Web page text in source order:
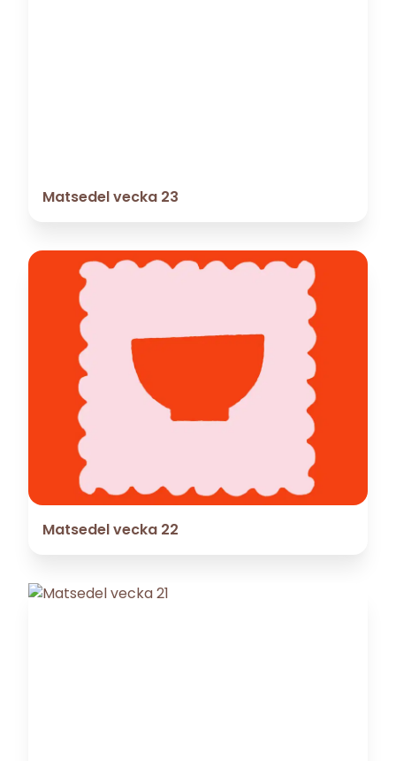
Matsedel vecka 23
Matsedel vecka 22